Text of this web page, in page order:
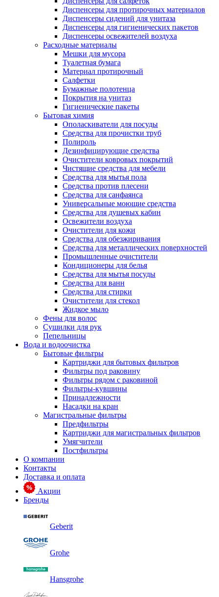
Диспенсеры для протирочных материалов
Диспенсеры сидений для унитаза
Диспенсеры для гигиенических пакетов
Диспенсеры освежителей воздуха
Расходные материалы
Мешки для мусора
Туалетная бумага
Материал протирочный
Салфетки
Бумажные полотенца
Покрытия на унитаз
Гигиенические пакеты
Бытовая химия
Ополаскиватели для посуды
Средства для прочистки труб
Полироль
Дезинфицирующие средства
Очистители ковровых покрытий
Чистящие средства для мебели
Средства для мытья пола
Средства против плесени
Средства для санфаянса
Универсальные моющие средства
Средства для душевых кабин
Освежители воздуха
Очистители для кожи
Средства для обезжиривания
Средства для металлических поверхностей
Промышленные очистители
Кондиционеры для белья
Средства для мытья посуды
Средства для ванн
Средства для стирки
Очистители для стекол
Жидкое мыло
Фены для волос
Сушилки для рук
Пепельницы
Вода и водоочистка
Бытовые фильтры
Картриджи для бытовых фильтров
Фильтры под раковину
Фильтры рядом с раковиной
Фильтры-кувшины
Принадлежности
Насадки на кран
Магистральные фильтры
Предфильтры
Картриджи для магистральных фильтров
Умягчители
Постфильтры
О компании
Контакты
Доставка и оплата
Акции
Бренды
Geberit
Grohe
Hansgrohe